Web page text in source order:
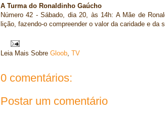
A Turma do Ronaldinho Gaúcho
Número 42 - Sábado, dia 20, às 14h: A Mãe de
lição, fazendo-o compreender o valor da caridade e da
Leia Mais Sobre Gloob, TV
0 comentários:
Postar um comentário